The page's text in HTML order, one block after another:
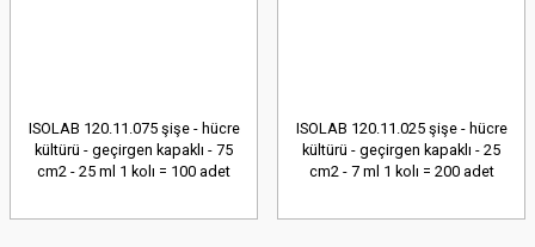
ISOLAB 120.11.075 şişe - hücre
kültürü - geçirgen kapaklı - 75
cm2 - 25 ml 1 kolı = 100 adet
ISOLAB 120.11.025 şişe - hücre
kültürü - geçirgen kapaklı - 25
cm2 - 7 ml 1 kolı = 200 adet